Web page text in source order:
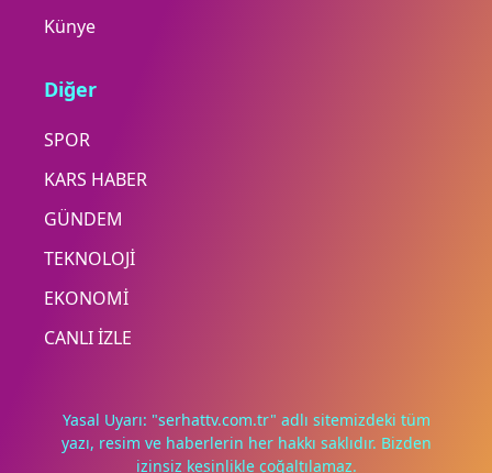
Künye
Diğer
SPOR
KARS HABER
GÜNDEM
TEKNOLOJİ
EKONOMİ
CANLI İZLE
Yasal Uyarı: "serhattv.com.tr" adlı sitemizdeki tüm
yazı, resim ve haberlerin her hakkı saklıdır. Bizden
izinsiz kesinlikle çoğaltılamaz.